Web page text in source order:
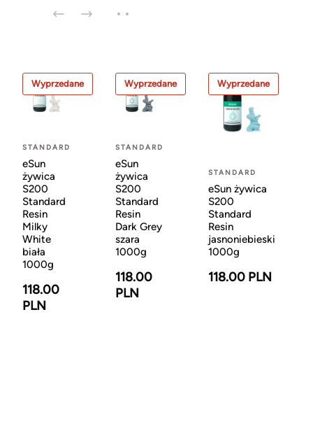
Wyprzedane
STANDARD
eSun
żywica
S200
Standard
Resin
Milky
White
biała
1000g
118.00
PLN
Wyprzedane
STANDARD
eSun
żywica
S200
Standard
Resin
Dark Grey
szara
1000g
118.00
PLN
Wyprzedane
STANDARD
eSun żywica
S200
Standard
Resin
jasnoniebieski
1000g
118.00 PLN